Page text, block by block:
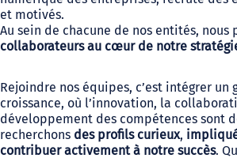
et motivés.
Au sein de chacune de nos entités, nous
collaborateurs au cœur de notre
Rejoindre nos équipes, c’est intégrer un
croissance, où l’innovation, la
développement des compétences sont
recherchons des profils curieux,
contribuer activement à notre succès.